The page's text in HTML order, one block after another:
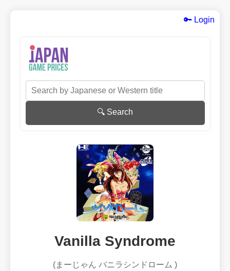
🔑 Login
🔍 Search
Vanilla Syndrome
(まーじゃん バニラシンドローム )